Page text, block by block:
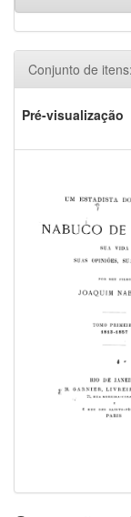
Conjunto de itens:
Pré-visualização